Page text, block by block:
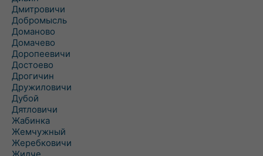
Дмитровичи
Добромысль
Доманово
Домачево
Доропеевичи
Достоево
Дрогичин
Дружиловичи
Дубой
Дятловичи
Жабинка
Жемчужный
Жеребковичи